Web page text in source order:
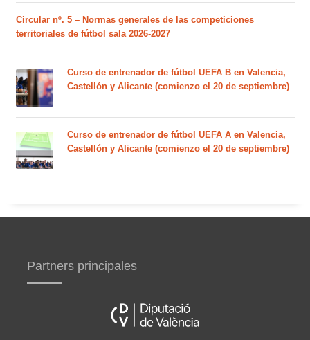
Circular nº. 5 – Normas generales de las competiciones
territoriales de fútbol sala 2026-2027
Curso de entrenador de fútbol UEFA B en Valencia,
Castellón y Alicante (comienzo el 20 de septiembre)
Curso de entrenador de fútbol UEFA A en Valencia,
Castellón y Alicante (comienzo el 20 de septiembre)
Partners principales